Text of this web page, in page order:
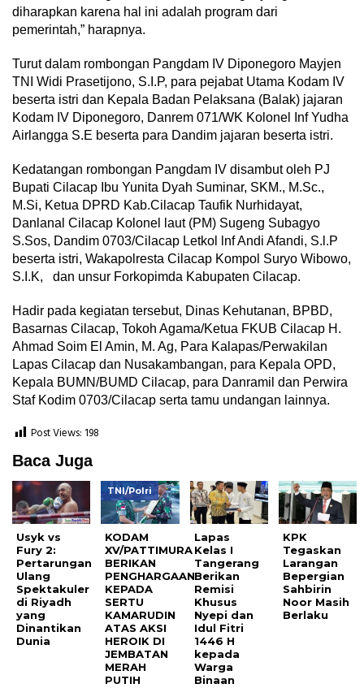
diharapkan karena hal ini adalah program dari
pemerintah,” harapnya.
Turut dalam rombongan Pangdam IV Diponegoro Mayjen
TNI Widi Prasetijono, S.I.P, para pejabat Utama Kodam IV
beserta istri dan Kepala Badan Pelaksana (Balak) jajaran
Kodam IV Diponegoro, Danrem 071/WK Kolonel Inf Yudha
Airlangga S.E beserta para Dandim jajaran beserta istri.
Kedatangan rombongan Pangdam IV disambut oleh PJ
Bupati Cilacap Ibu Yunita Dyah Suminar, SKM., M.Sc.,
M.Si, Ketua DPRD Kab.Cilacap Taufik Nurhidayat,
Danlanal Cilacap Kolonel laut (PM) Sugeng Subagyo
S.Sos, Dandim 0703/Cilacap Letkol lnf Andi Afandi, S.l.P
beserta istri, Wakapolresta Cilacap Kompol Suryo Wibowo,
S.I.K, dan unsur Forkopimda Kabupaten Cilacap.
Hadir pada kegiatan tersebut, Dinas Kehutanan, BPBD,
Basarnas Cilacap, Tokoh Agama/Ketua FKUB Cilacap H.
Ahmad Soim El Amin, M. Ag, Para Kalapas/Perwakilan
Lapas Cilacap dan Nusakambangan, para Kepala OPD,
Kepala BUMN/BUMD Cilacap, para Danramil dan Perwira
Staf Kodim 0703/Cilacap serta tamu undangan lainnya.
Post Views: 198
Baca Juga
Usyk vs
Fury 2:
Pertarungan
Ulang
Spektakuler
di Riyadh
yang
Dinantikan
Dunia
TNI/Polri
KODAM
XV/PATTIMURA
BERIKAN
PENGHARGAAN
KEPADA
SERTU
KAMARUDIN
ATAS AKSI
HEROIK DI
JEMBATAN
MERAH
PUTIH
Lapas
Kelas I
Tangerang
Berikan
Remisi
Khusus
Nyepi dan
Idul Fitri
1446 H
kepada
Warga
Binaan
KPK
Tegaskan
Larangan
Bepergian
Sahbirin
Noor Masih
Berlaku